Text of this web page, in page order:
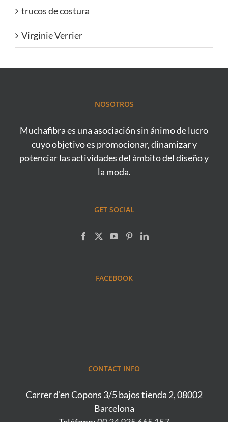
trucos de costura
Virginie Verrier
NOSOTROS
Muchafibra es una asociación sin ánimo de lucro
cuyo objetivo es promocionar, dinamizar y
potenciar las actividades del ámbito del diseño y
la moda.
GET SOCIAL
FACEBOOK
CONTACT INFO
Carrer d'en Copons 3/5 bajos tienda 2, 08002
Barcelona